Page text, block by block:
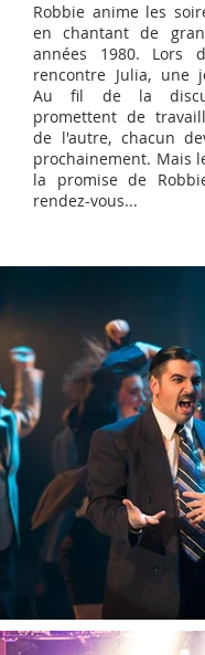
Robbie anime les
en chantant de
années 1980. Lors
rencontre Julia, une
Au fil de la
promettent de
de l'autre, chacun
prochainement. Mais
la promise de
rendez-vous...